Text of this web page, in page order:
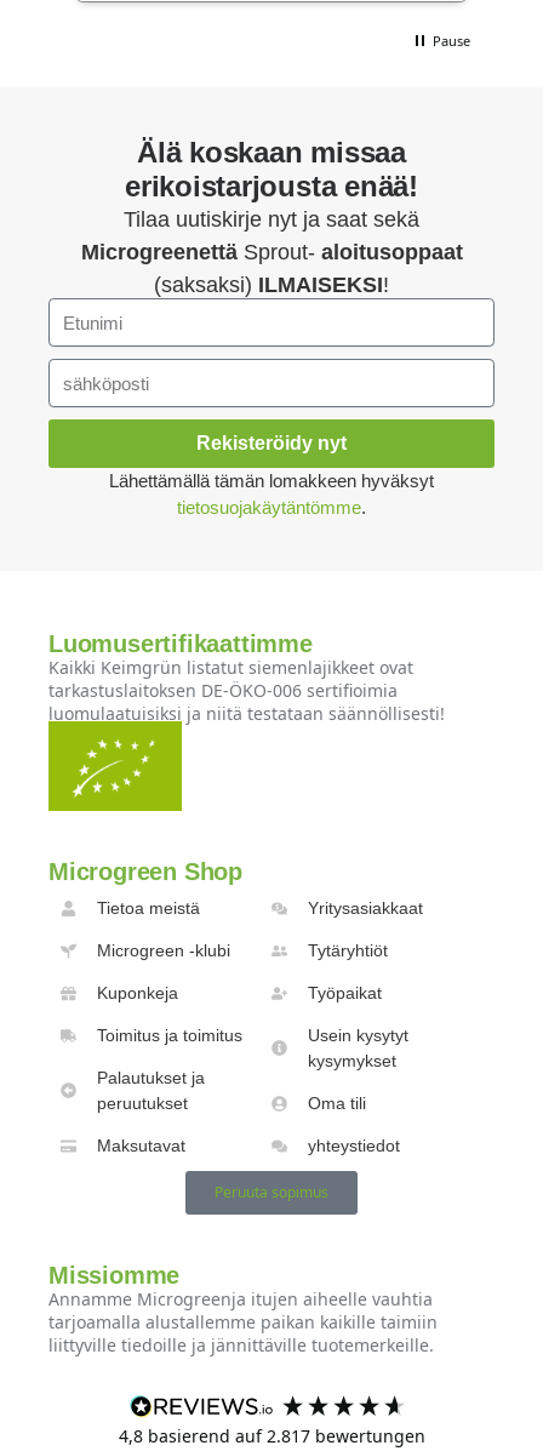
Pause
Älä koskaan missaa
erikoistarjousta enää!
Tilaa uutiskirje nyt ja saat sekä
MicrogreenettäSprout- aloitusoppaat
(saksaksi) ILMAISEKSI!
Rekisteröidy nyt
Lähettämällä tämän lomakkeen hyväksyt
tietosuojakäytäntömme.
Luomusertifikaattimme
Kaikki Keimgrün listatut siemenlajikkeet ovat
tarkastuslaitoksen DE-ÖKO-006 sertifioimia
luomulaatuisiksi ja niitä testataan säännöllisesti!
Microgreen Shop
Tietoa meistä
Microgreen -klubi
Kuponkeja
Toimitus ja toimitus
Palautukset ja
peruutukset
Maksutavat
Yritysasiakkaat
Tytäryhtiöt
Työpaikat
Usein kysytyt
kysymykset
Oma tili
yhteystiedot
Peruuta sopimus
Missiomme
Annamme Microgreenja itujen aiheelle vauhtia
tarjoamalla alustallemme paikan kaikille taimiin
liittyville tiedoille ja jännittäville tuotemerkeille.
4,8 basierend auf2.817bewertungen